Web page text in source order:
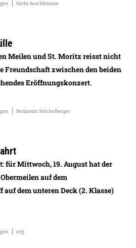
Karin Aeschlimann
Meilen und St. Moritz reisst nicht
Freundschaft zwischen den beiden
Eröffnungskonzert.
Benjamin Stückelberger
für Mittwoch, 19. August hat der
auf dem
dem unteren Deck (2. Klasse)
zvg